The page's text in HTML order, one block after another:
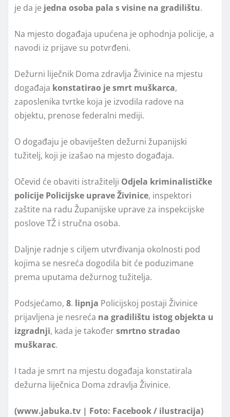
je da je jedna osoba pala s visine na gradilištu.
Na mjesto događaja upućena je ophodnja policije, a
navodi iz prijave su potvrđeni.
Dežurni liječnik Doma zdravlja Živinice na mjestu
događaja konstatirao je smrt muškarca,
zaposlenika tvrtke koja je izvodila radove na
objektu, prenose federalni mediji.
O događaju je obaviješten dežurni županijski
tužitelj, koji je izašao na mjesto događaja.
Očevid će obaviti istražitelji Odjela kriminalističke
policije Policijske uprave Živinice, inspektori
zaštite na radu Županijske uprave za inspekcijske
poslove TŽ i stručna osoba.
Daljnje radnje s ciljem utvrđivanja okolnosti pod
kojima se nesreća dogodila bit će poduzimane
prema uputama dežurnog tužitelja.
Podsjećamo, 8. lipnja Policijskoj postaji Živinice
prijavljena je nesreća na gradilištu istog objekta u
izgradnji, kada je takođersmrtno stradao
muškarac.
I tada je smrt na mjestu događaja konstatirala
dežurna liječnica Doma zdravlja Živinice.
(www.jabuka.tv | Foto: Facebook / ilustracija)